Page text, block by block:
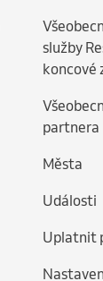
služby
koncové
partnera
Města
Události
Uplatnit